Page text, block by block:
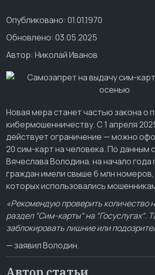
Опубликовано: 01.01.1970
Обновлено: 03.05.2025
Автор: Николай Иванов
Новая мера станет частью закона о
кибермошенничеству. С 1 апреля
действует ограничение — можно
20 сим-карт на человека. По данным
Вячеслава Володина, на начало года
граждан имели свыше 6 млн номеров,
которых использовались
«Рекомендую проверить количество
раздел “Сим-карты“ на “Госуслугах“.
заблокировать лишние или
— заявил Володин.
Автор статьи